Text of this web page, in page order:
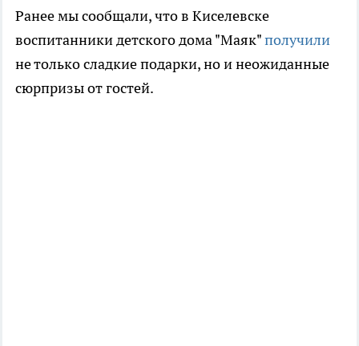
Ранее мы сообщали, что в Киселевске
воспитанники детского дома "Маяк"получили
не только сладкие подарки, но и неожиданные
сюрпризы от гостей.